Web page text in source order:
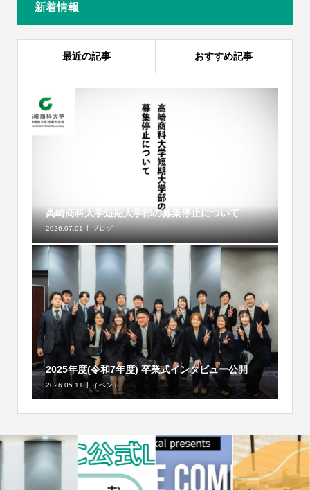
新着情報
最近の記事 おすすめ記事
高崎商科大学短期大学部の募集停止について
2026.07.01 ブログ
2025年度(令和7年度) 卒業式インタビュー公開
2026.05.11 イベント